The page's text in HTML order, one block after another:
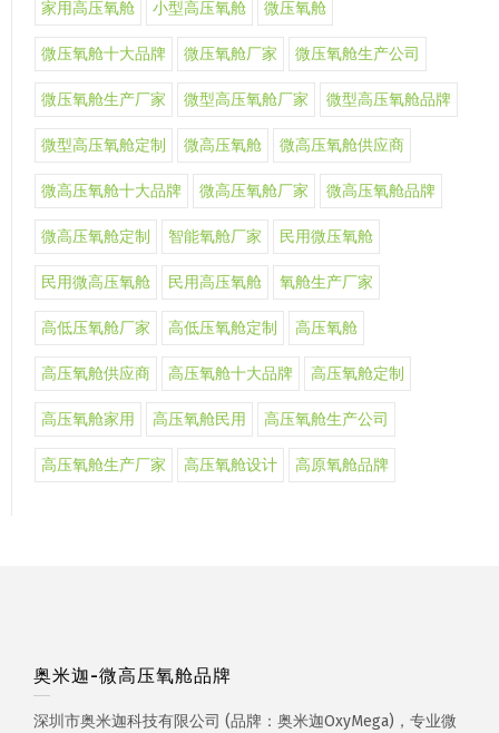
家用高压氧舱 小型高压氧舱 微压氧舱
微压氧舱十大品牌 微压氧舱厂家 微压氧舱生产公司
微压氧舱生产厂家 微型高压氧舱厂家 微型高压氧舱品牌
微型高压氧舱定制 微高压氧舱 微高压氧舱供应商
微高压氧舱十大品牌 微高压氧舱厂家 微高压氧舱品牌
微高压氧舱定制 智能氧舱厂家 民用微压氧舱
民用微高压氧舱 民用高压氧舱 氧舱生产厂家
高低压氧舱厂家 高低压氧舱定制 高压氧舱
高压氧舱供应商 高压氧舱十大品牌 高压氧舱定制
高压氧舱家用 高压氧舱民用 高压氧舱生产公司
高压氧舱生产厂家 高压氧舱设计 高原氧舱品牌
奥米迦-微高压氧舱品牌
深圳市奥米迦科技有限公司 (品牌：奥米迦OxyMega)，专业微